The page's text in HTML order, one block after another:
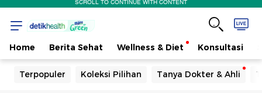
SCROLL TO CONTINUE WITH CONTENT
Home Berita Sehat Wellness & Diet Konsultasi
Terpopuler Koleksi Pilihan Tanya Dokter & Ahli